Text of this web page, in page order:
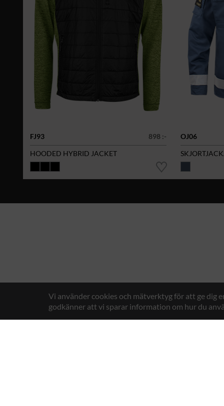
FJ93
898 :-
HOODED HYBRID JACKET
OJ06
Vi använder cookies och mätverktyg för att ge dig
godkänner att vi sparar information om hur du